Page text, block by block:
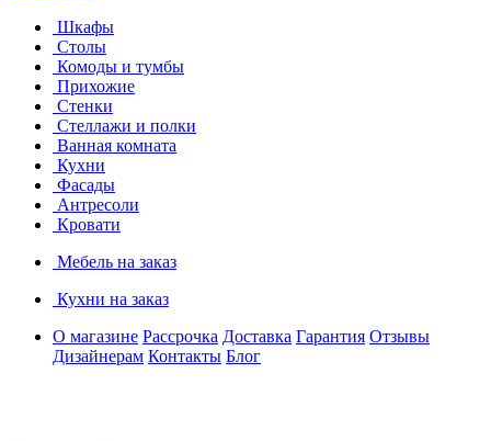
Шкафы
Столы
Комоды и тумбы
Прихожие
Стенки
Стеллажи и полки
Ванная комната
Кухни
Фасады
Антресоли
Кровати
Мебель на заказ
Кухни на заказ
О магазине Рассрочка Доставка Гарантия Отзывы
Дизайнерам Контакты Блог